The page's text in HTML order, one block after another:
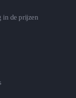
in de prijzen